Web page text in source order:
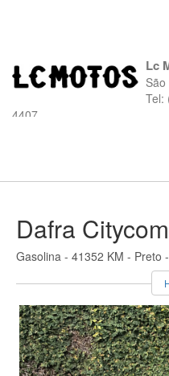
Lc
Tel:
4407
Dafra
Gasolina - 41352 KM - Preto